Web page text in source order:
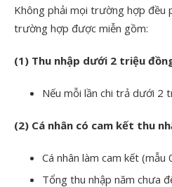
Không phải mọi trường hợp đều
trường hợp được miễn gồm:
(1) Thu nhập dưới 2 triệu
Nếu mỗi lần chi trả dưới 2
(2) Cá nhân có cam kết thu
Cá nhân làm cam kết (mẫu
Tổng thu nhập năm chưa